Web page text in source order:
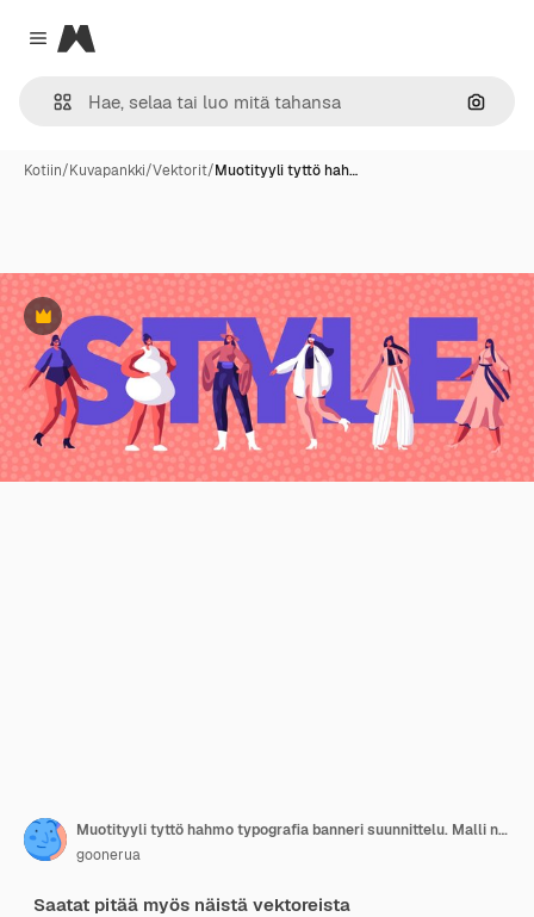
Close menu
Magnific
Hae
Kotiin/Kuvapankki/Vektorit/Muotityyli tyttö hah…
Premium
Muotityyli tyttö hahmo typografia banneri suunnittelu. Malli nainen ostoksilla kaupungin kadulla taidejuhliin. Kevät naisellinen vaatelinja mainosjulisteen malli tasainen sarjakuva vektorikuva
goonerua
Saatat pitää myös näistä vektoreista